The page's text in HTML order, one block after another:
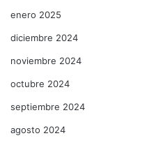
enero 2025
diciembre 2024
noviembre 2024
octubre 2024
septiembre 2024
agosto 2024